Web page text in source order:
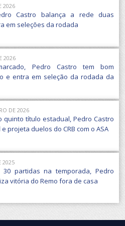
2026
Castro balança a rede duas
em seleções da rodada
2026
Pedro Castro tem bom
e entra em seleção da rodada da
DE 2026
quinto título estadual, Pedro Castro
projeta duelos do CRB com o ASA
2025
30 partidas na temporada, Pedro
vitória do Remo fora de casa